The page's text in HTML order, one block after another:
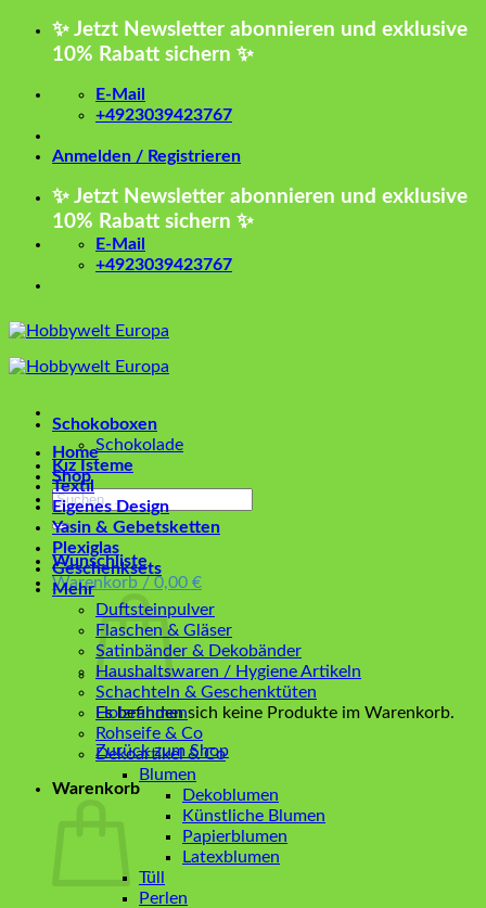
Zum
✨ Jetzt Newsletter abonnieren und exklusive
10% Rabatt sichern ✨
E-Mail
+4923039423767
Anmelden / Registrieren
✨ Jetzt Newsletter abonnieren und exklusive
10% Rabatt sichern ✨
E-Mail
+4923039423767
Home
Shop
Suchen
nach:
Wunschliste
Warenkorb / 0,00 €
Es befinden sich keine Produkte im Warenkorb.
Zurück zum Shop
Warenkorb
Schokoboxen
Schokolade
Kız İsteme
Textil
Eigenes Design
Yasin & Gebetsketten
Plexiglas
Geschenksets
Mehr
Duftsteinpulver
Flaschen & Gläser
Satinbänder & Dekobänder
Haushaltswaren / Hygiene Artikeln
Schachteln & Geschenktüten
Holzrahmen
Rohseife & Co
Dekoartikel & Co
Blumen
Dekoblumen
Künstliche Blumen
Papierblumen
Latexblumen
Tüll
Perlen